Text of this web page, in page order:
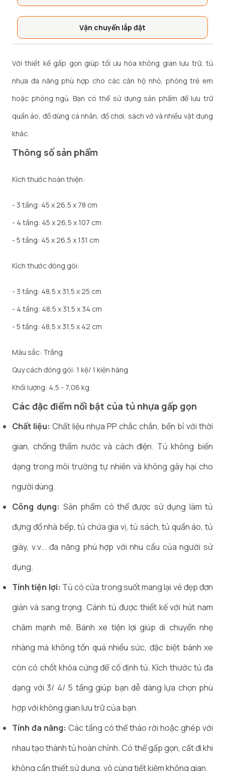
Vận chuyển lắp đặt
Với thiết kế gấp gọn giúp tối ưu hóa không gian lưu trữ, tủ
nhựa đa năng phù hợp cho các căn hộ nhỏ, phòng trẻ em
hoặc phòng ngủ. Bạn có thể sử dụng sản phẩm để lưu trữ
quần áo, đồ dùng cá nhân, đồ chơi, sách vở và nhiều vật dụng
khác.
Thông số sản phẩm
Kích thước hoàn thiện:
- 3 tầng: 45 x 26,5 x 78 cm
- 4 tầng: 45 x 26,5 x 107 cm
- 5 tầng: 45 x 26,5 x 131 cm
Kích thước đóng gói:
- 3 tầng: 48,5 x 31,5 x 25 cm
- 4 tầng: 48,5 x 31,5 x 34 cm
- 5 tầng: 48,5 x 31,5 x 42 cm
Màu sắc: Trắng
Quy cách đóng gói: 1 kệ/ 1 kiện hàng
Khối lượng: 4,5 - 7,06 kg
Các đặc điểm nổi bật của tủ nhựa gấp gọn
Chất liệu: Chất liệu nhựa PP chắc chắn, bền bỉ với thời
gian, chống thấm nước và cách điện. Tủ không biến
dạng trong môi trường tự nhiên và không gây hại cho
người dùng.
Công dụng: Sản phẩm có thể được sử dụng làm tủ
đựng đồ nhà bếp, tủ chứa gia vị, tủ sách, tủ quần áo, tủ
giày, v.v... đa năng phù hợp với nhu cầu của người sử
dụng.
Tính tiện lợi: Tủ có cửa trong suốt mang lại vẻ đẹp đơn
giản và sang trọng. Cánh tủ được thiết kế với hút nam
châm mạnh mẽ. Bánh xe tiện lợi giúp di chuyển nhẹ
nhàng mà không tốn quá nhiều sức, đặc biệt bánh xe
còn có chốt khóa cứng để cố định tủ. Kích thước tủ đa
dạng với 3/ 4/ 5 tầng giúp bạn dễ dàng lựa chọn phù
hợp với không gian lưu trữ của bạn.
Tính đa năng: Các tầng có thể tháo rời hoặc ghép với
nhau tạo thành tủ hoàn chỉnh. Có thể gấp gọn, cất đi khi
không cần thiết sử dụng, vô cùng tiết kiệm không gian.